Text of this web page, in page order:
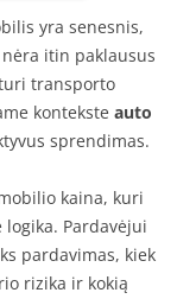
yra senesnis,
itin paklausus
transporto
kontekste auto
sprendimas.
kaina, kuri
Pardavėjui
pardavimas, kiek
rizika ir kokią